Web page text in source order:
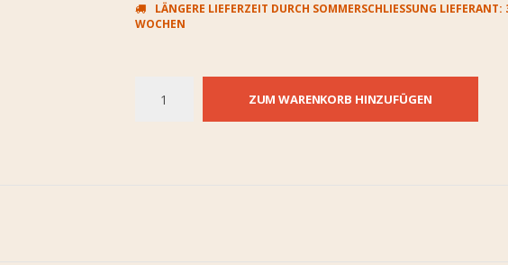
LÄNGERE LIEFERZEIT DURCH SOMMERSCHLIESSUNG LIEFERANT: 3-
OCHEN
ZUM WARENKORB HINZUFÜGEN